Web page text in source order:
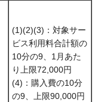
(1)(2)(3)：対象サー
ビス利用料合計額の
10分の9、1月あた
り上限72,000円
(4)：購入費の10分
の9、上限90,000円